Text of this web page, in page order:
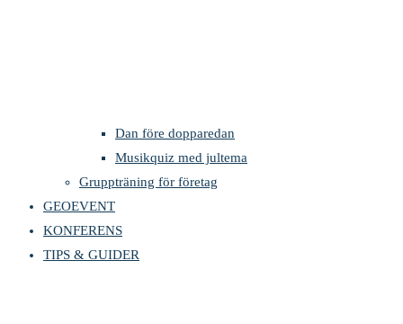
Dan före dopparedan
Musikquiz med jultema
Gruppträning för företag
GEOEVENT
KONFERENS
TIPS & GUIDER